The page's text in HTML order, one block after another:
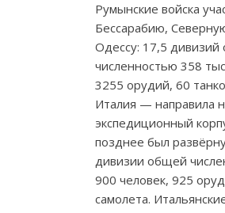
Румынские войска
Бессарабию,
Одессу: 17,5
численностью 358
3255 орудий, 60
Италия — направила
экспедиционный
позднее был
дивизии общей
900 человек, 925
самолета.